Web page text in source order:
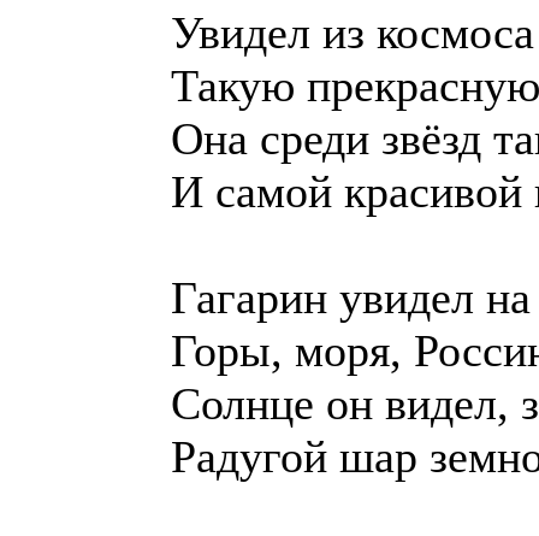
Увидел из
Такую
Она среди звёзд
И самой красивой
Гагарин увидел
Горы, моря,
Солнце он видел,
Радугой шар